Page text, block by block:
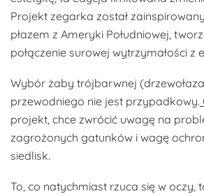
Projekt zegarka został
płazem z Ameryki Południowej,
połączenie surowej wytrzymałości z
Wybór żaby trójbarwnej
przewodniego nie jest przypadkowy.
projekt, chce zwrócić uwagę na
zagrożonych gatunków i wagę
siedlisk.
To, co natychmiast rzuca się w oczy,